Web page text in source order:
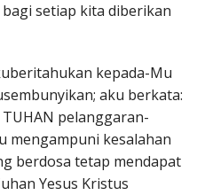
bagi setiap kita diberikan
kepada-Mu
aku berkata:
pelanggaran-
mengampuni kesalahan
berdosa tetap mendapat
Yesus Kristus